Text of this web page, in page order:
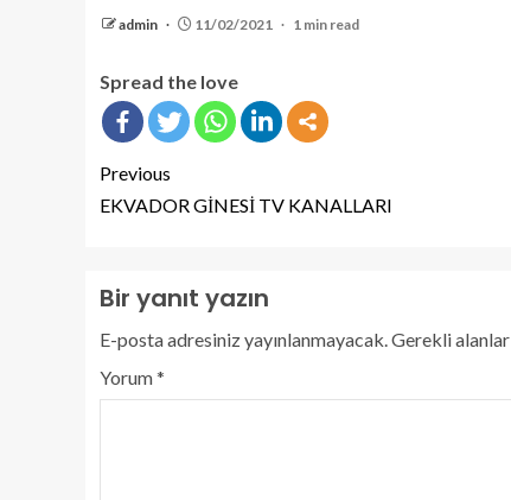
admin 11/02/2021 1 min read
Spread the love
Previous
EKVADOR GİNESİ TV KANALLARI
Bir yanıt yazın
E-posta adresiniz yayınlanmayacak.Gerekli alanlar
Yorum*